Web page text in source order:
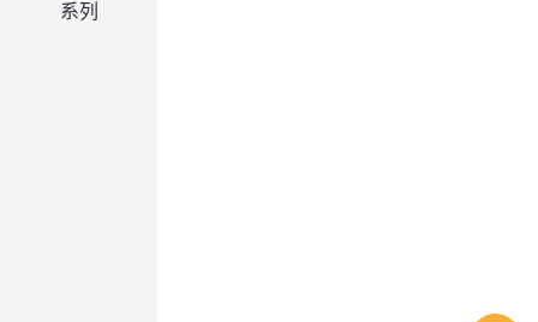
系列